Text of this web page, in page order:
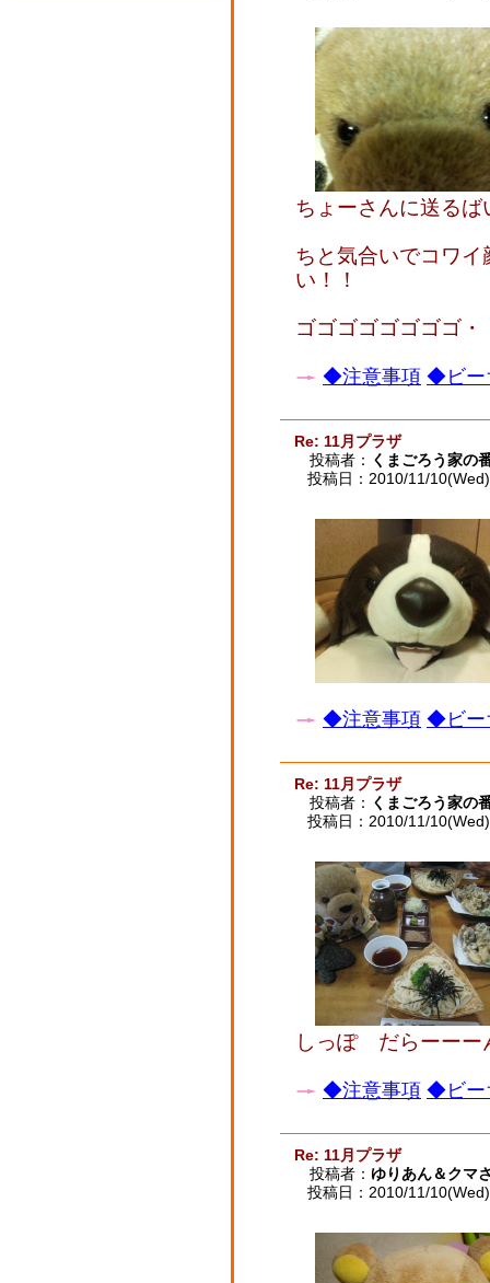
ちょーさんに送るば
ちと気合いでコワ
い！！
ゴゴゴゴゴゴゴゴ
◆注意事項 ◆ビー
Re: 11月プラザ
投稿者： くまごろう家
投稿日：2010/11/
◆注意事項 ◆ビー
Re: 11月プラザ
投稿者： くまごろう家
投稿日：2010/11/
しっぽ だらーーー
◆注意事項 ◆ビー
Re: 11月プラザ
投稿者： ゆりあん＆クマ
投稿日：2010/11/